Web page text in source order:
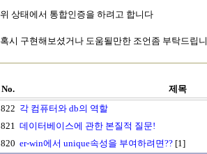
위 상태에서 통합인증을 하려고 합니다
혹시 구현해보셨거나 도움될만한 조언좀 부탁드립
No.
제목
822 각 컴퓨터와 db의 역할
821 데이터베이스에 관한 본질적 질문!
820 er-win에서 unique속성을 부여하려면?? [1]